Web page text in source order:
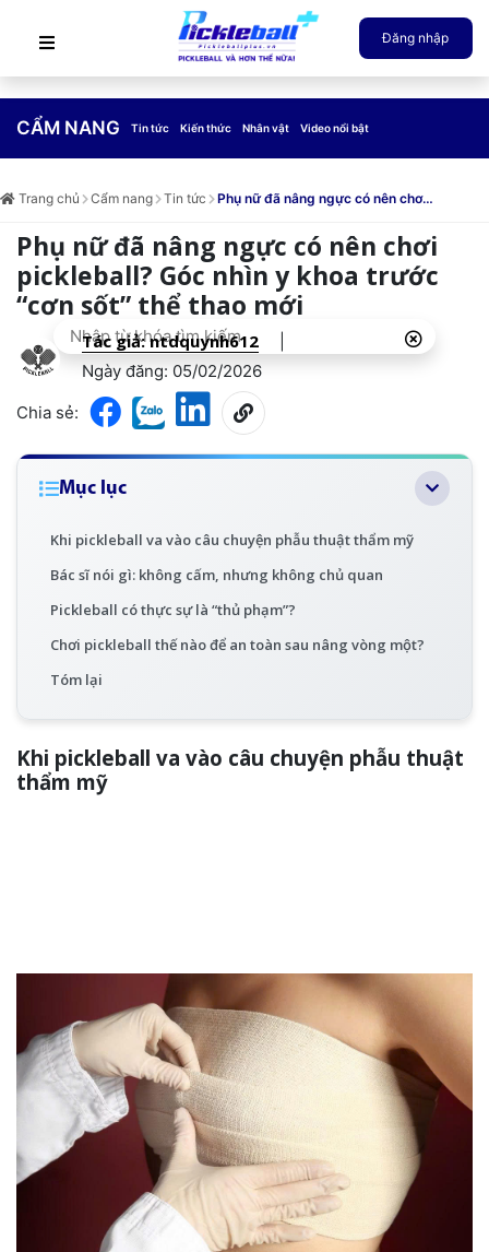
Đăng nhập
CẨM NANG Tin tức Kiến thức Nhân vật Video nổi bật
Trang chủ Cẩm nang Tin tức
Phụ nữ đã nâng ngực có nên chơi
“cơn sốt” thể thao mới
Phụ nữ đã nâng ngực có nên chơi
pickleball? Góc nhìn y khoa trước
“cơn sốt” thể thao mới
Tác giả: ntdquynh612
Ngày đăng: 05/02/2026
Chia sẻ:
Mục lục
Khi pickleball va vào câu chuyện phẫu thuật thẩm mỹ
Bác sĩ nói gì: không cấm, nhưng không chủ quan
Pickleball có thực sự là “thủ phạm”?
Chơi pickleball thế nào để an toàn sau nâng vòng một?
Tóm lại
Khi pickleball va vào câu chuyện phẫu thuật
thẩm mỹ